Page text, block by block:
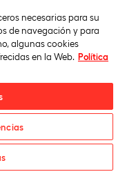
tu asesor personal
información
necesarias para su
de navegación y para
algunas cookies
en la Web. Política